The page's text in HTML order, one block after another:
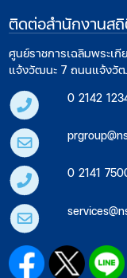
ติดต่อสำนักงานส
ศูนย์ราชการเฉลิมพระเ
แจ้งวัฒนะ 7 ถนนแจ้งวั
0 2142
0 2141